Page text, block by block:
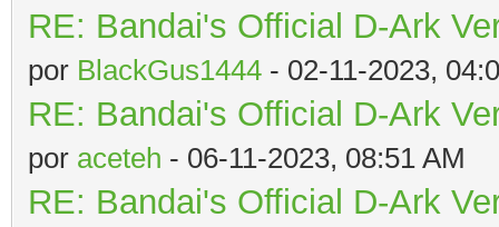
RE: Bandai's Official D-Ark
por BlackGus1444 - 02-11-2023,
RE: Bandai's Official D-Ark
por aceteh - 06-11-2023, 08:51 AM
RE: Bandai's Official D-Ark